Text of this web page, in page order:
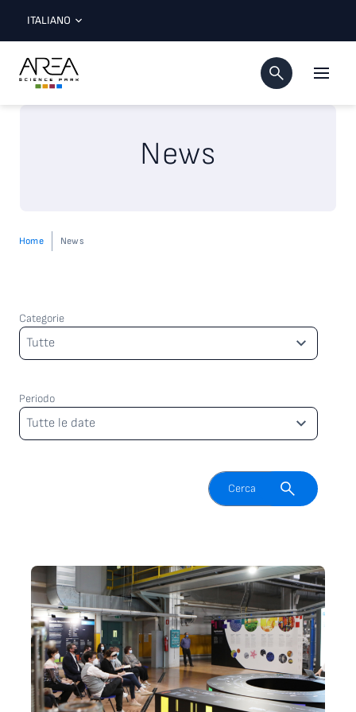
ITALIANO
News
Home News
Categorie
Categorie
Tutte
Periodo
Periodo
Tutte le date
Attiva il campo di ricerca